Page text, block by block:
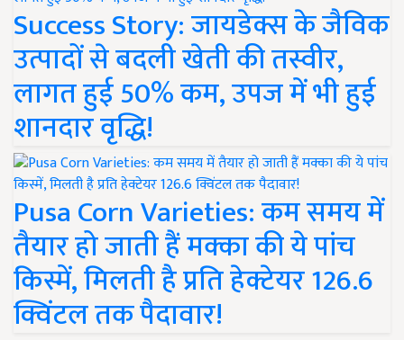
Success Story: जायडेक्स के जैविक
उत्पादों से बदली खेती की तस्वीर,
लागत हुई 50% कम, उपज में भी हुई
शानदार वृद्धि!
Pusa Corn Varieties: कम समय में
तैयार हो जाती हैं मक्का की ये पांच
किस्में, मिलती है प्रति हेक्टेयर 126.6
क्विंटल तक पैदावार!